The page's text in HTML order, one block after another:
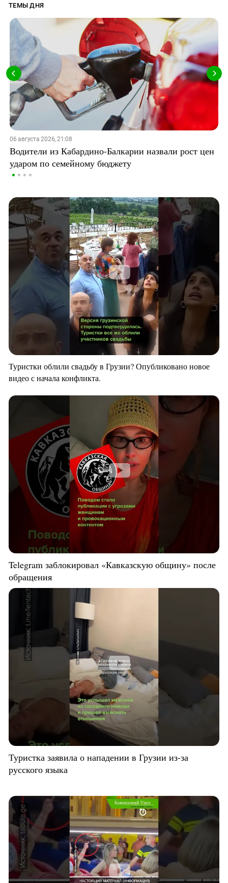
ТЕМЫ ДНЯ
06 августа 2026, 21:08
Водители из Кабардино-Балкарии назвали рост цен
ударом по семейному бюджету
Туристки облили свадьбу в Грузии? Опубликовано новое
видео с начала конфликта.
Telegram заблокировал «Кавказскую общину» после
обращения
Туристка заявила о нападении в Грузии из-за
русского языка